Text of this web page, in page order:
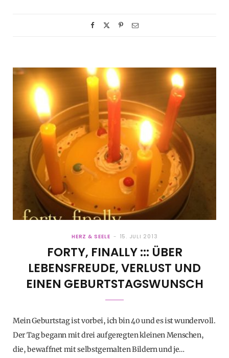
HERZ & SEELE 15. JULI 2013
FORTY, FINALLY ::: ÜBER
LEBENSFREUDE, VERLUST UND
EINEN GEBURTSTAGSWUNSCH
Mein Geburtstag ist vorbei, ich bin 40 und es ist wundervoll.
Der Tag begann mit drei aufgeregten kleinen Menschen,
die, bewaffnet mit selbstgemalten Bildern und je…